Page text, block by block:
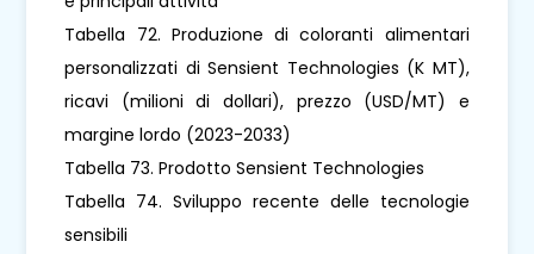
Tabella 72. Produzione di coloranti alimentari
personalizzati di Sensient Technologies (K MT),
ricavi (milioni di dollari), prezzo (USD/MT) e
margine lordo (2023-2033)
Tabella 73. Prodotto Sensient Technologies
Tabella 74. Sviluppo recente delle tecnologie
sensibili